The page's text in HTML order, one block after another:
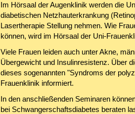
Im Hörsaal der Augenklinik werden die
diabetischen Netzhauterkrankung
Lasertherapie Stellung nehmen. Wie
können, wird im Hörsaal der Uni-
Viele Frauen leiden auch unter Akne,
Übergewicht und Insulinresistenz. Über
dieses sogenannten "Syndroms der
Frauenklinik informiert.
In den anschließenden Seminaren
bei Schwangerschaftsdiabetes beraten